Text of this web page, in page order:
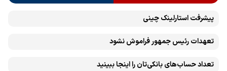
پیشرفت ‏استارلینک چینی
تعهدات رئیس جمهور فراموش نشود
تعداد حساب‌های بانکی‌تان را اینجا ببینید